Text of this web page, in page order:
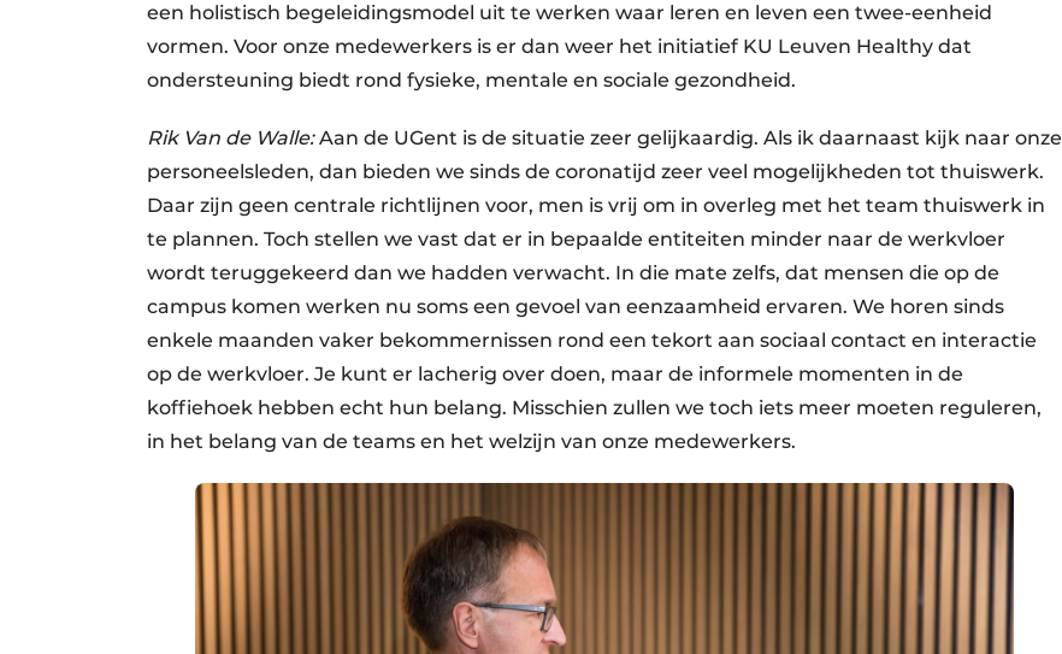
een holistisch begeleidingsmodel uit te werken waar leren en leven een twee-eenheid
vormen. Voor onze medewerkers is er dan weer het initiatief KU Leuven Healthy dat
ondersteuning biedt rond fysieke, mentale en sociale gezondheid.
Rik Van de Walle:Aan de UGent is de situatie zeer gelijkaardig. Als ik daarnaast kijk naar onze
personeelsleden, dan bieden we sinds de coronatijd zeer veel mogelijkheden tot thuiswerk.
Daar zijn geen centrale richtlijnen voor, men is vrij om in overleg met het team thuiswerk in
te plannen. Toch stellen we vast dat er in bepaalde entiteiten minder naar de werkvloer
wordt teruggekeerd dan we hadden verwacht. In die mate zelfs, dat mensen die op de
campus komen werken nu soms een gevoel van eenzaamheid ervaren. We horen sinds
enkele maanden vaker bekommernissen rond een tekort aan ­sociaal contact en interactie
op de werkvloer. Je kunt er lacherig over doen, maar de informele momenten in de
koffiehoek hebben echt hun belang. Misschien zullen we toch iets meer moeten reguleren,
in het belang van de teams en het welzijn van onze medewerkers.